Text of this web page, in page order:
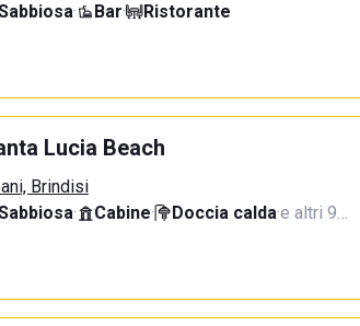
· Bar·
Ristorante
Lucia Beach
Brindisi
· Cabine· Doccia calda·e altri 9…